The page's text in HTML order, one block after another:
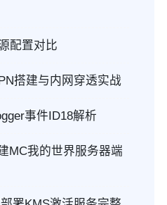
配置对比
搭建与内网穿透实战
事件ID18解析
MC我的世界服务器端